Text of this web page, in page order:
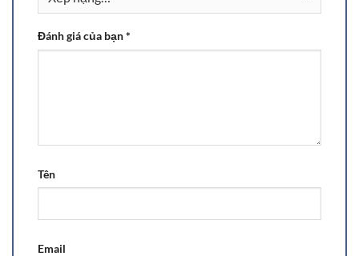
Đánh giá của bạn*
Tên
Email